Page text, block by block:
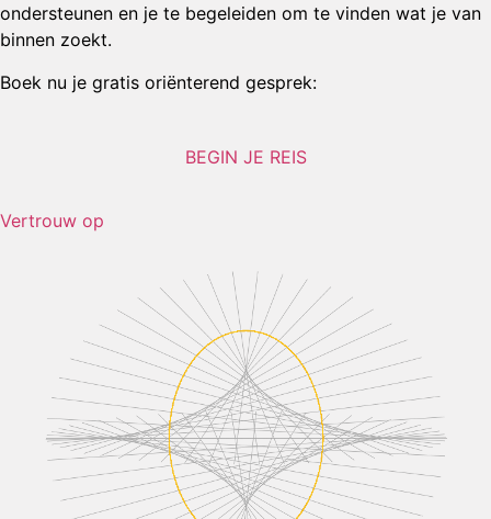
ondersteunen en je te begeleiden om te vinden wat je van
binnen zoekt.
Boek nu je gratis oriënterend gesprek:
BEGIN JE REIS
Vertrouw op